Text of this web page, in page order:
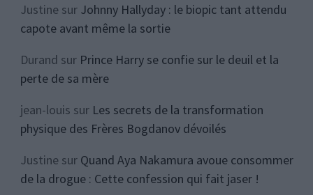
Justinesur Johnny Hallyday : le biopic tant attendu
capote avant même la sortie
Durand sur Prince Harry se confie sur le deuil et la
perte de sa mère
jean-louis sur Les secrets de la transformation
physique des Frères Bogdanov dévoilés
Justinesur Quand Aya Nakamura avoue consommer
de la drogue : Cette confession qui fait jaser !